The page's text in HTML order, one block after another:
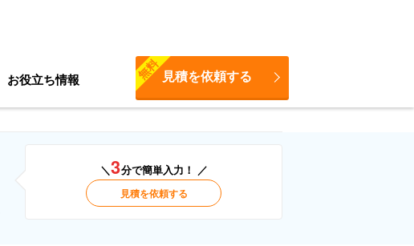
お役立ち情報 見積を依頼する
無料
＼3分で簡単入力！ ／
見積を依頼する